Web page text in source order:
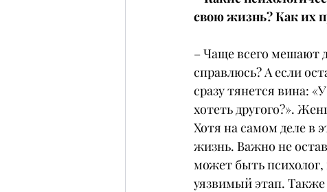
свою жизнь? Как их
– Чаще всего мешают
справлюсь? А если
сразу тянется вина:
хотеть другого?».
Хотя на самом деле в
жизнь. Важно не
может быть
уязвимый этап. Также